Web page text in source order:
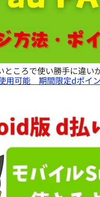
ところで使い勝手に違い
用可能 期間限定dポイ